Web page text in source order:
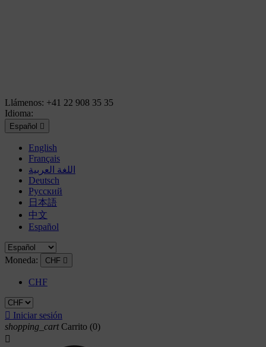
Llámenos: +41 22 908 35 35
Idioma:
Español 
English
Français
اللغة العربية
Deutsch
Русский
日本語
中文
Español
Moneda: CHF 
CHF
 Iniciar sesión
shopping_cart Carrito (0)
